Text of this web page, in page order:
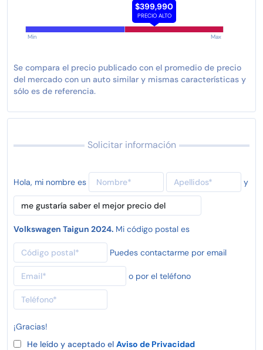
$399,990
PRECIO ALTO
Min Max
Se compara el precio publicado con el promedio de precio
del mercado con un auto similar y mismas características y
sólo es de referencia.
Solicitar información
Hola, mi nombre es y
Volkswagen Taigun 2024. Mi código postal es
Puedes contactarme por email
o por el teléfono
¡Gracias!
He leído y aceptado el Aviso de Privacidad